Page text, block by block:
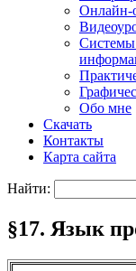
Онлайн-
Системы
Обо мне
Скачать
Контакты
Карта сайта
Найти:
§17. Язык